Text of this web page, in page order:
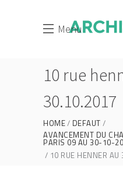
Menu
10 rue
30.10.2017
HOME
DEFAUT
AVANCEMENT DU
PARIS 09 AU 30-10-
10 RUE HENNER